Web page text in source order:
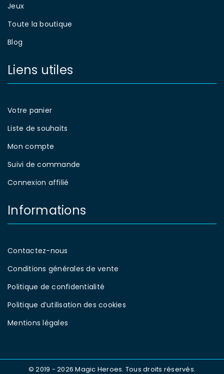
Jeux
Toute la boutique
Blog
Liens utiles
Votre panier
Liste de souhaits
Mon compte
Suivi de commande
Connexion affilié
Informations
Contactez-nous
Conditions générales de vente
Politique de confidentialité
Politique d’utilisation des cookies
Mentions légales
© 2019 - 2026 Magic Heroes. Tous droits réservés.